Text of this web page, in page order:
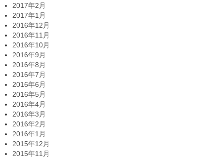
2017年2月
2017年1月
2016年12月
2016年11月
2016年10月
2016年9月
2016年8月
2016年7月
2016年6月
2016年5月
2016年4月
2016年3月
2016年2月
2016年1月
2015年12月
2015年11月